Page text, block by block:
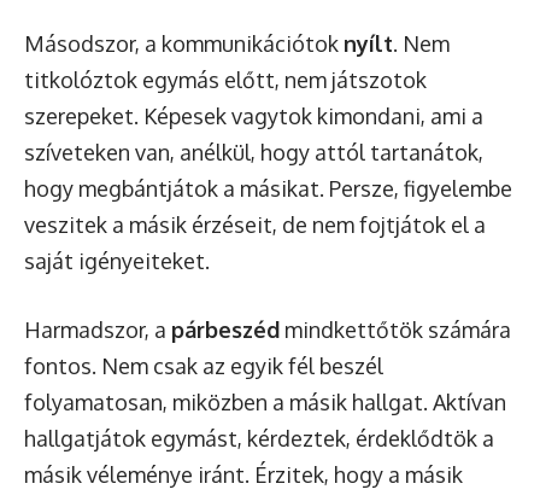
Másodszor, a kommunikációtok nyílt. Nem
titkolóztok egymás előtt, nem játszotok
szerepeket. Képesek vagytok kimondani, ami a
szíveteken van, anélkül, hogy attól tartanátok,
hogy megbántjátok a másikat. Persze, figyelembe
veszitek a másik érzéseit, de nem fojtjátok el a
saját igényeiteket.
Harmadszor, a párbeszéd mindkettőtök számára
fontos. Nem csak az egyik fél beszél
folyamatosan, miközben a másik hallgat. Aktívan
hallgatjátok egymást, kérdeztek, érdeklődtök a
másik véleménye iránt. Érzitek, hogy a másik